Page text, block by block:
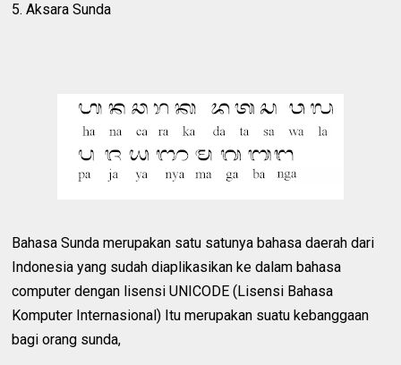
5. Aksara Sunda
Bahasa Sunda merupakan satu satunya bahasa daerah dari
Indonesia yang sudah diaplikasikan ke dalam bahasa
computer dengan lisensi UNICODE (Lisensi Bahasa
Komputer Internasional) Itu merupakan suatu kebanggaan
bagi orang sunda,